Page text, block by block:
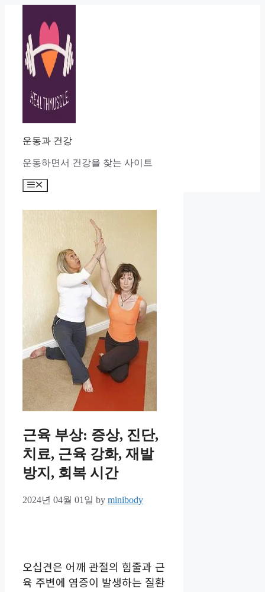
운동과 건강
운동하면서 건강을 찾는 사이트
Menu
근육 부상: 증상, 진단,
치료, 근육 강화, 재발
방지, 회복 시간
2024년 04월 01일 by minibody
오십견은 어깨 관절의 힘줄과 근
육 주변에 염증이 발생하는 질환